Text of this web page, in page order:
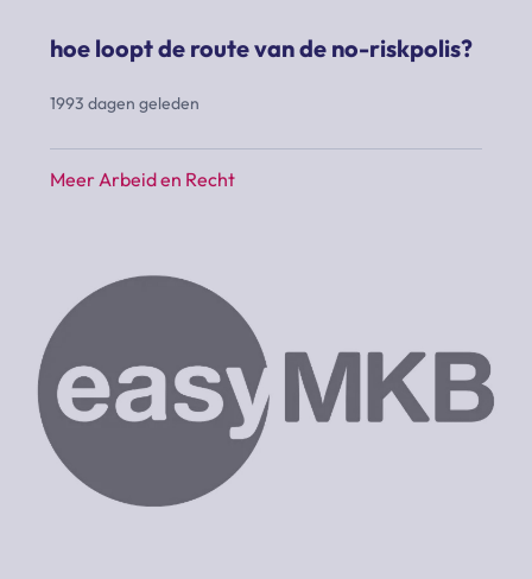
hoe loopt de route van de no-riskpolis?
1993 dagen geleden
Meer Arbeid en Recht